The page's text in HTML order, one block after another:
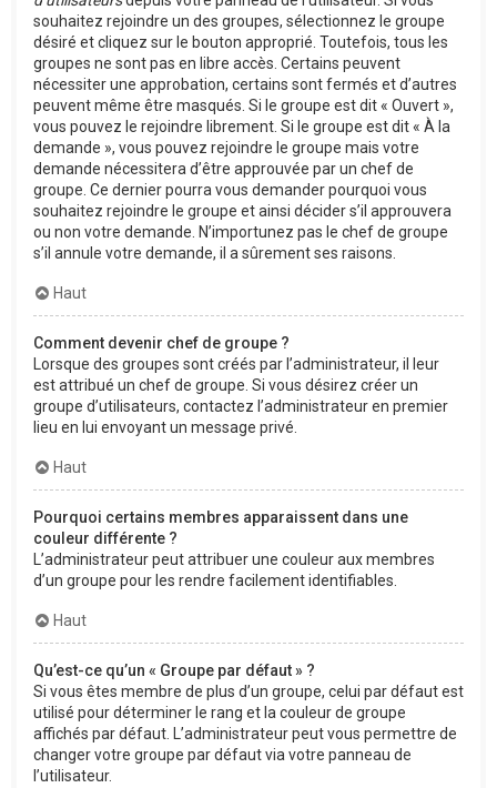
souhaitez rejoindre un des groupes, sélectionnez le groupe
désiré et cliquez sur le bouton approprié. Toutefois, tous les
groupes ne sont pas en libre accès. Certains peuvent
nécessiter une approbation, certains sont fermés et d’autres
peuvent même être masqués. Si le groupe est dit « Ouvert »,
vous pouvez le rejoindre librement. Si le groupe est dit « À la
demande », vous pouvez rejoindre le groupe mais votre
demande nécessitera d’être approuvée par un chef de
groupe. Ce dernier pourra vous demander pourquoi vous
souhaitez rejoindre le groupe et ainsi décider s’il approuvera
ou non votre demande. N’importunez pas le chef de groupe
s’il annule votre demande, il a sûrement ses raisons.
Haut
Comment devenir chef de groupe ?
Lorsque des groupes sont créés par l’administrateur, il leur
est attribué un chef de groupe. Si vous désirez créer un
groupe d’utilisateurs, contactez l’administrateur en premier
lieu en lui envoyant un message privé.
Haut
Pourquoi certains membres apparaissent dans une
couleur différente ?
L’administrateur peut attribuer une couleur aux membres
d’un groupe pour les rendre facilement identifiables.
Haut
Qu’est-ce qu’un « Groupe par défaut » ?
Si vous êtes membre de plus d’un groupe, celui par défaut est
utilisé pour déterminer le rang et la couleur de groupe
affichés par défaut. L’administrateur peut vous permettre de
changer votre groupe par défaut via votre panneau de
l’utilisateur.